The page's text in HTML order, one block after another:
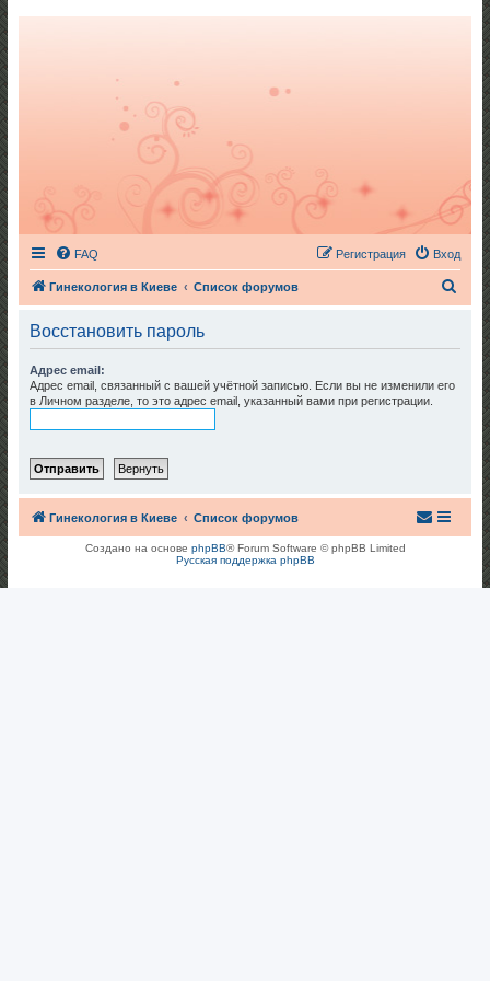
FAQ Вход
Регистрация
Гинекология в Киеве Список форумов
Восстановить пароль
Адрес email:
Адрес email, связанный с вашей учётной записью. Если вы не изменили его
в Личном разделе, то это адрес email, указанный вами при регистрации.
Гинекология в Киеве Список форумов
Создано на основе phpBB® Forum Software © phpBB Limited
Русская поддержка phpBB